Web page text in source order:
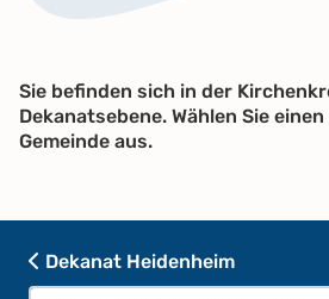
Dekanat Heidenheim
Sie befinden sich in der
Dekanatsebene. Wählen Sie
Gemeinde aus.